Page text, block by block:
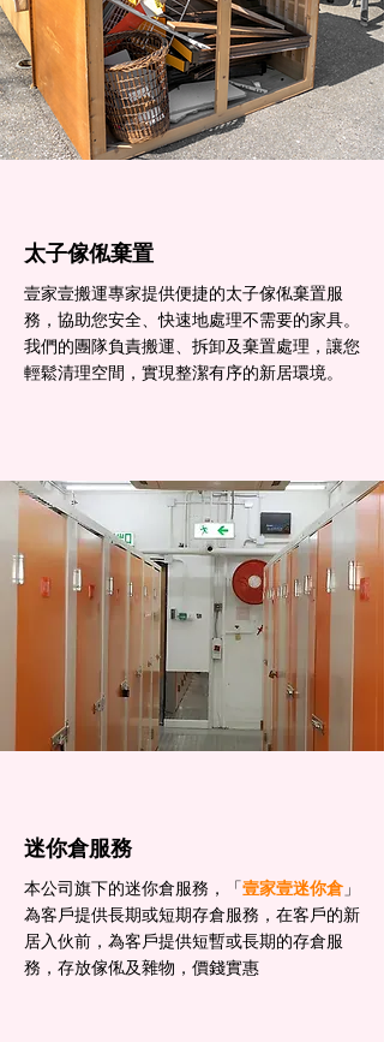
太子傢俬棄置
壹家壹搬運專家提供便捷的太子傢俬棄置服
務，協助您安全、快速地處理不需要的家具。
我們的團隊負責搬運、拆卸及棄置處理，讓您
輕鬆清理空間，實現整潔有序的新居環境。
迷你倉服務
本公司旗下的迷你倉服務，「壹家壹迷你倉 」
為客戶提供長期或短期存倉服務，在客戶的新
居入伙前，為客戶提供短暫或長期的存倉服
務，存放傢俬及雜物，價錢實惠